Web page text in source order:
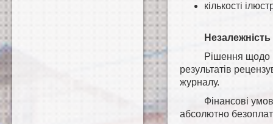
кількості
Рішення щодо
результатів
журналу.
Фінансові
абсолютно